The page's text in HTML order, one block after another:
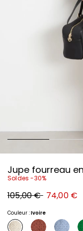
Jupe fourreau
Soldes -30%
Prix
original
€
105,00 € Nouveau
prix
€
74,00 €
Couleur :Ivoire